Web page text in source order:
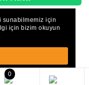
0
sunabilmemiz için
için bizim okuyun
.